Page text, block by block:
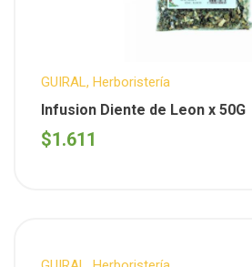
GUIRAL, Herboristería
Infusion Diente de Leon x 50G
$1.611